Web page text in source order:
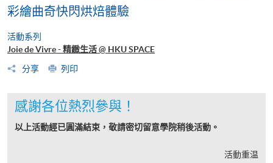
彩繪曲奇快閃烘焙體驗
活動系列
Joie de Vivre - 精緻生活 @ HKU SPACE
分享
列印
感謝各位熱烈參與！
以上活動經已圓滿結束，敬請密切留意學院稍後活動。
活動重温